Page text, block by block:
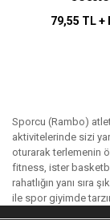
79,55 TL +
Sporcu (Rambo)
aktivitelerinde sizi
oturarak terlemenin
fitness, ister
rahatlığın yanı sıra
ile spor giyimde